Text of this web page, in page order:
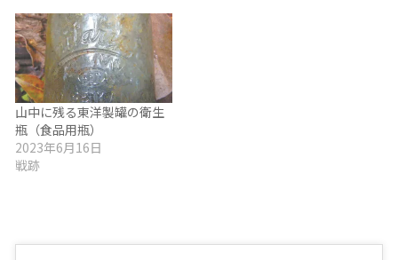
山中に残る東洋製罐の衛生
瓶（食品用瓶）
2023年6月16日
戦跡